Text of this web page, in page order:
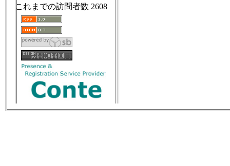
これまでの訪問者数 2608